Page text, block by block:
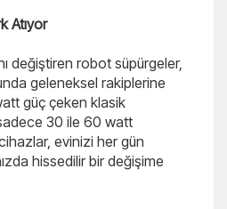
Atıyor
değiştiren robot süpürgeler,
geleneksel rakiplerine
güç çeken klasik
30 ile 60 watt
evinizi her gün
hissedilir bir değişime